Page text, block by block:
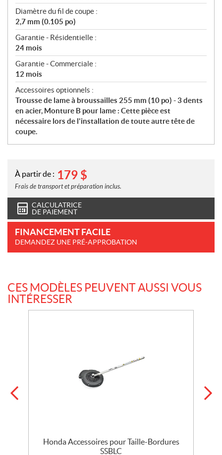
Diamètre du fil de coupe :
2,7 mm (0.105 po)
Garantie - Résidentielle :
24 mois
Garantie - Commerciale :
12 mois
Accessoires optionnels :
Trousse de lame à broussailles 255 mm (10 po) - 3 dents
en acier, Monture B pour lame : Cette pièce est
nécessaire lors de l'installation de toute autre tête de
coupe.
À partir de : 179 $
Frais de transport et préparation inclus.
CALCULATRICE
DE PAIEMENT
FINANCEMENT FACILE
DEMANDEZ UNE PRÉ-APPROBATION
CES MODÈLES PEUVENT AUSSI VOUS
INTÉRESSER
Honda Accessoires pour Taille-Bordures
SSBLC